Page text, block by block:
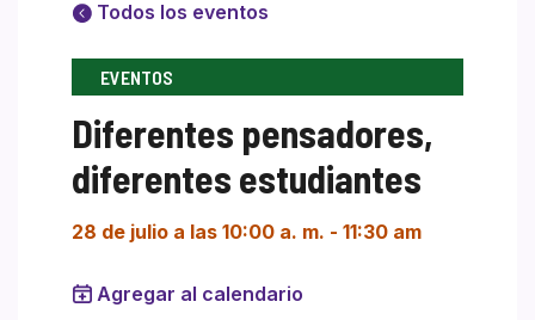
Todos los eventos
EVENTOS
Diferentes pensadores,
diferentes estudiantes
28 de julio a las 10:00 a. m. - 11:30 am
Agregar al calendario